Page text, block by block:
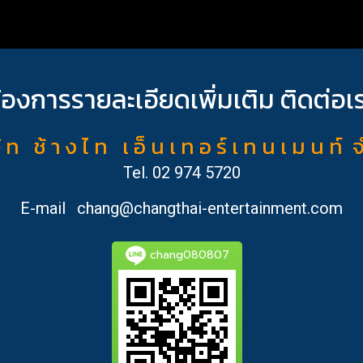
งการรายละเอียดเพิ่มเติม ติดต่อเ
ท ช้ า ง ไ ท เ อ็ น เ ท อ ร์ เ ท น เ ม น ท์
Tel. 02 974 5720
E-mail
chang@changthai-entertainment.com
chang080807